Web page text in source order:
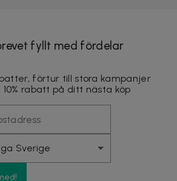
fyllt med fördelar
förtur till stora kampanjer
10% rabatt på ditt nästa köp